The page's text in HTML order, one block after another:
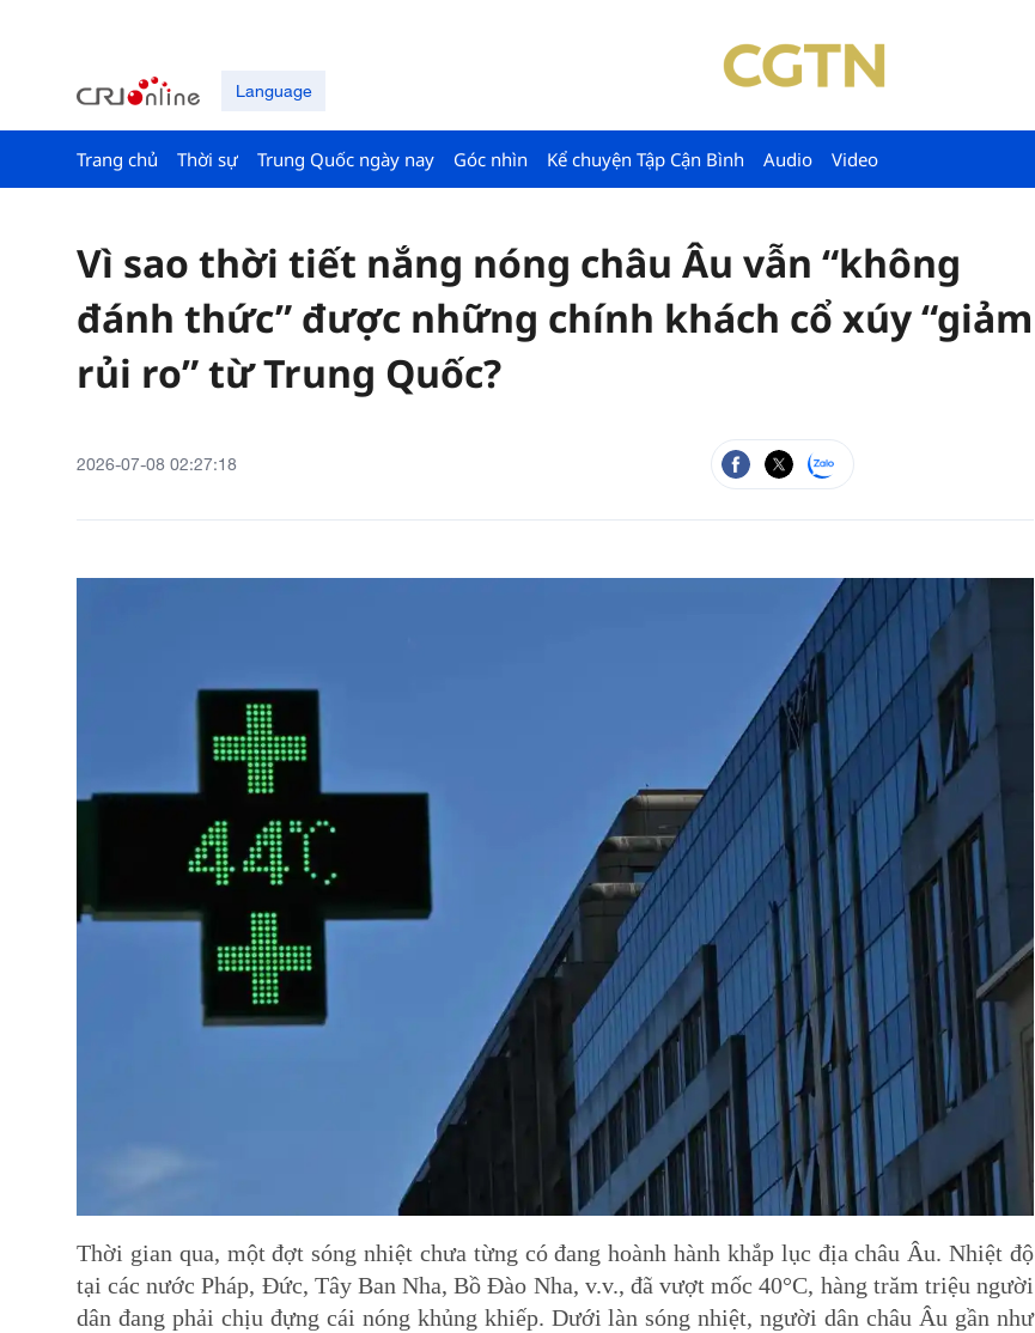
Language
Trang chủ Thời sự Trung Quốc ngày nay Góc nhìn Kể chuyện Tập Cận Bình Audio Video
Vì sao thời tiết nắng nóng châu Âu vẫn “không
đánh thức” được những chính khách cổ xúy “giảm
rủi ro” từ Trung Quốc?
2026-07-08 02:27:18
Thời gian qua, một đợt sóng nhiệt chưa từng có đang hoành hành khắp lục địa châu Âu. Nhiệt độ
tại các nước Pháp, Đức, Tây Ban Nha, Bồ Đào Nha, v.v., đã vượt mốc 40°C, hàng trăm triệu người
dân đang phải chịu đựng cái nóng khủng khiếp. Dưới làn sóng nhiệt, người dân châu Âu gần như